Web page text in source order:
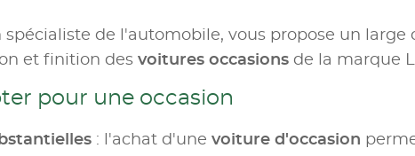
spécialiste de l'automobile, vous propose un large
et finition des voitures occasions de la marque
pour une occasion
: l'achat d'une voiture d'occasion